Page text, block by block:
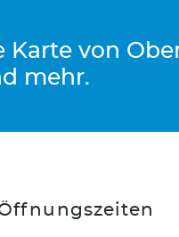
Karte von
mehr.